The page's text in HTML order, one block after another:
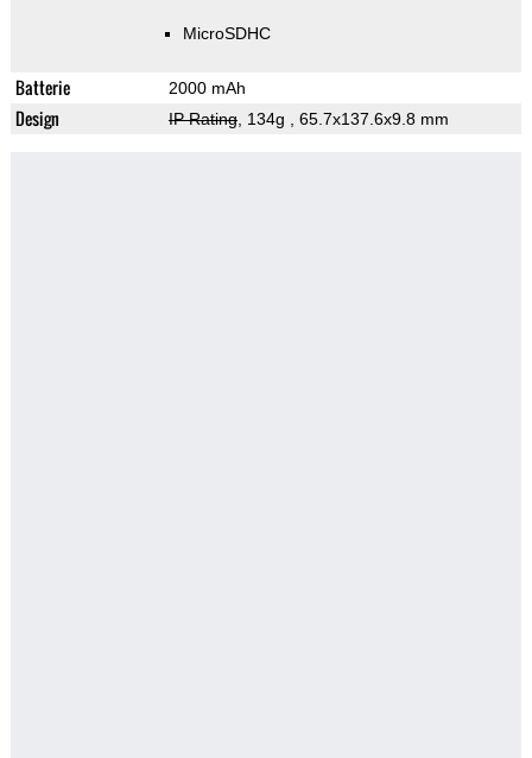
MicroSDHC
Batterie 2000 mAh
Design IP Rating, 134g , 65.7x137.6x9.8 mm